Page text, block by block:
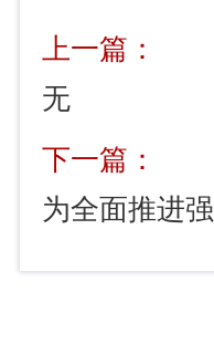
上一篇：
无
下一篇：